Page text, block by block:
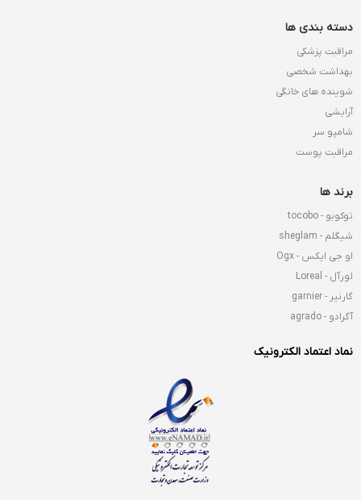
دسته بندی ها
مراقبت پزشکی
بهداشت شخصی
شوینده های خانگی
آرایشی
شامپو سر
مراقبت پوست
برند ها
توکوبو - tocobo
شیگلم - sheglam
او جی ایکس - Ogx
لورآل - Loreal
گارنیر - garnier
آگرادو - agrado
نماد اعتماد الکترونیک